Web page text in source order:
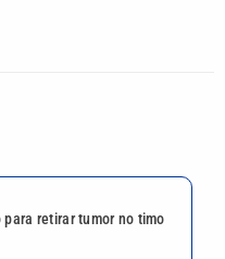
para retirar tumor no timo